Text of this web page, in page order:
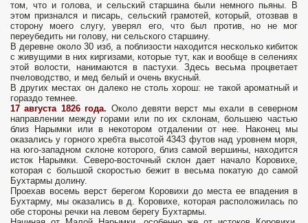
том, что и голова, и сельский старшина были немного пьяны. В
этом признался и писарь, сельский грамотей, который, отозвав в
сторону моего слугу, уверял его, что был против, но не мог
переубедить ни голову, ни сельского старшину.
В деревне около 30 изб, а поблизости находится несколько кибиток
с живущими в них киргизами, которые тут, как и вообще в селениях
этой волости, нанимаются в пастухи. Здесь весьма процветает
пчеловодство, и мед белый и очень вкусный.
В других местах он далеко не столь хорош: не такой ароматный и
гораздо темнее.
17 августа 1826 года. Около девяти верст мы ехали в северном
направлении между горами или по их склонам, большею частью
близ Нарымки или в некотором отдалении от нее. Наконец мы
оказались у горного хребта высотой 4343 футов над уровнем моря,
на юго-западном склоне которого, близ самой вершины, находится
исток Нарымки. Северо-восточный склон дает начало Коровихе,
которая с большой скоростью бежит в весьма покатую до самой
Бухтармы долину.
Проехав восемь верст берегом Коровихи до места ее впадения в
Бухтарму, мы оказались в д. Коровихе, которая расположилась по
обе стороны речки на левом берегу Бухтармы.